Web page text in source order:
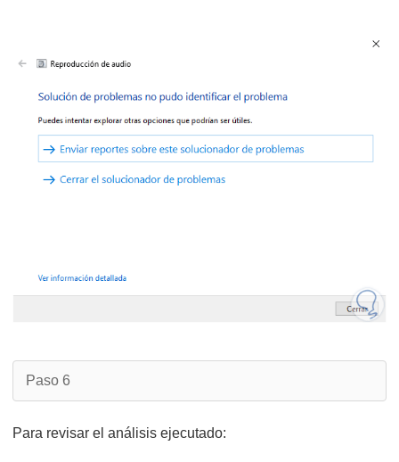
Paso 6
Para revisar el análisis ejecutado: